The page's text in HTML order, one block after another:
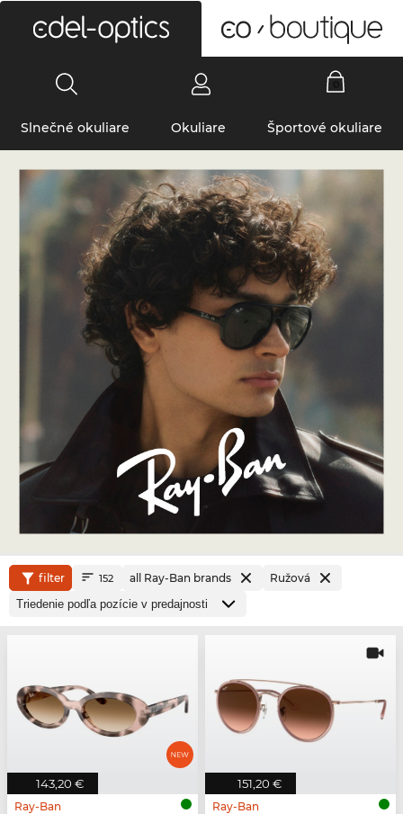
Slnečné okuliare Okuliare Športové okuliare
filter 152 all Ray-Ban brands Ružová
143,20 €
Ray-Ban
151,20 €
Ray-Ban